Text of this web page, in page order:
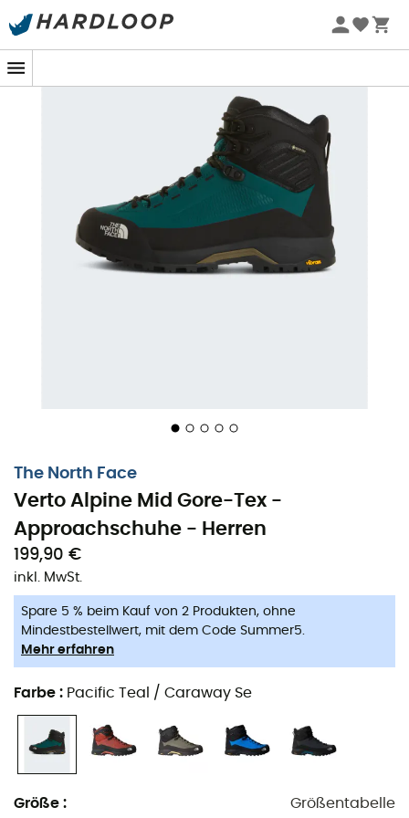
-5% Extra - Code Summer5
Neu
The North Face
Verto Alpine Mid Gore-Tex -
Approachschuhe - Herren
199,90 €
inkl. MwSt.
Spare 5 % beim Kauf von 2 Produkten, ohne
Mindestbestellwert, mit dem Code Summer5.
Mehr erfahren
Farbe : Pacific Teal / Caraway Se
Größe : Größentabelle
anspruchsvollsten Bergpfade entwickelt wurden.
Ausgestattet mit einemdreilagigen Gore-Tex-
Innenschuh bieten sie optimalen Wasserschutz, um Ihre
Füße bei allen Bedingungen trocken zu halten. Der steife
Schaft im Mittelfußbereich sorgt für festen Halt, während
Geröllschutz
Ihre Füße vor Stößen
Die Schuhe sind mit einem robusten Lederschaft und
einer geformten Knöchelstütze ausgestattet und bieten
bei jedem Schrittverstärkten Komfort
. Die verstärkten
Zehenkappen und die kratzfesten Gummifersen
Verto Alpine Mid Gore-Tex zuverlässig und schützend
Leder zu 100 % aus von der Leather Working Group
(LWG) zertifizierten Gerbereien
Robuster, wasserdichter GORE-TEX-Innenschuh mit
Geformter Schutz an den Zehen und kratzfeste
Gummiferse
Robuste synthetische Schlammschutzleisten
Kombination aus Metallösen und Ghillie-Schnürung
sowie eine Verriegelungsöse für eine perfekte
Stabiler, interner steifer Schaft für besseren